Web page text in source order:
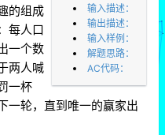
输入描述：
输出描述：
输入样例：
解题思路：
AC代码：
的组成
每人口
一个数
两人喊
一杯
一轮，直到唯一的赢家出